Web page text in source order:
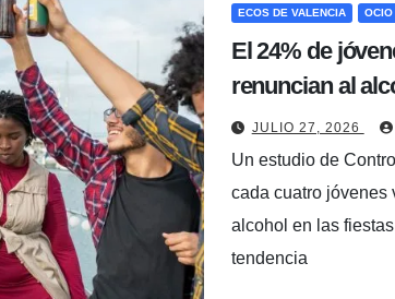
ECOS DE VALENCIA OCIO
El 24% de
renuncian al
JULIO 27, 2026
Un estudio de
cada cuatro jóvenes
alcohol en las
tendencia